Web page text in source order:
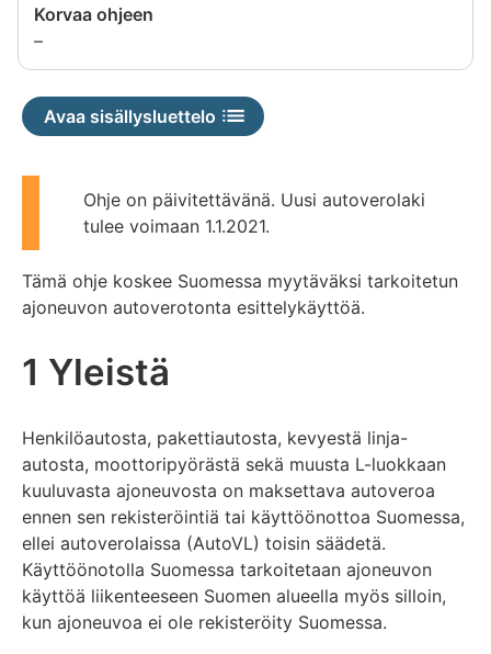
Korvaa ohjeen
–Tietoa
ei
saatavilla
Avaa sisällysluettelo
Ohje on päivitettävänä. Uusi autoverolaki
tulee voimaan 1.1.2021.
Tämä ohje koskee Suomessa myytäväksi tarkoitetun
ajoneuvon autoverotonta esittelykäyttöä.
1 Yleistä
Henkilöautosta, pakettiautosta, kevyestä linja-
autosta, moottoripyörästä sekä muusta L-luokkaan
kuuluvasta ajoneuvosta on maksettava autoveroa
ennen sen rekisteröintiä tai käyttöönottoa Suomessa,
ellei autoverolaissa (AutoVL) toisin säädetä.
Käyttöönotolla Suomessa tarkoitetaan ajoneuvon
käyttöä liikenteeseen Suomen alueella myös silloin,
kun ajoneuvoa ei ole rekisteröity Suomessa.